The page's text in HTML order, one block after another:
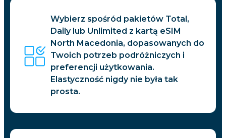
Wybierz spośród pakietów Total,
Daily lub Unlimited z kartą eSIM
North Macedonia, dopasowanych do
Twoich potrzeb podróżniczych i
preferencji użytkowania.
Elastyczność nigdy nie była tak
prosta.